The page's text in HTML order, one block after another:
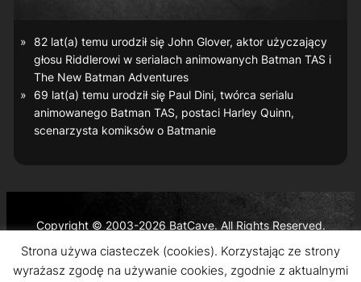
82 lat(a) temu urodził się John Glover, aktor użyczający
głosu Riddlerowi w serialach animowanych Batman TAS i
The New Batman Adventures
69 lat(a) temu urodził się Paul Dini, twórca serialu
animowanego Batman TAS, postaci Harley Quinn,
scenarzysta komiksów o Batmanie
Copyright © 2003-2026 BatCave. All Rights Reserved.
Batman and all related characters and elements are the
trademarks of © DC Comics and Warner Bros. Entertainment
Inc.
Strona używa ciasteczek (cookies). Korzystając ze strony
wyrażasz zgodę na używanie cookies, zgodnie z aktualnymi